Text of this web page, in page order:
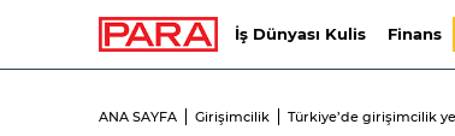
İş Dünyası Kulis Finans
ANA SAYFA Girişimcilik Türkiye’de girişimcilik